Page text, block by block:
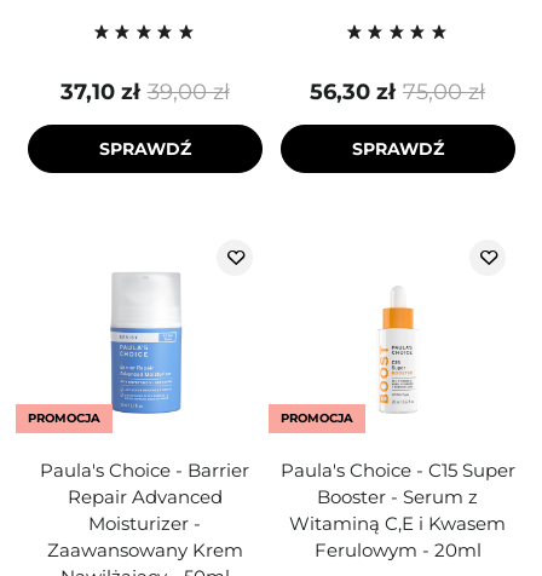
39,00 zł
37,10 zł
SPRAWDŹ
75,00 zł
56,30 zł
SPRAWDŹ
PROMOCJA
Paula's Choice - Barrier
Repair Advanced
Moisturizer -
Zaawansowany Krem
PROMOCJA
Paula's Choice - C15 Super
Booster - Serum z
Witaminą C,E i Kwasem
Ferulowym - 20ml